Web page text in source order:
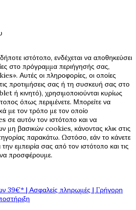
ιστότοπο, ενδέχεται να αποθηκεύσει
στο πρόγραμμα περιήγησής σας,
Αυτές οι πληροφορίες, οι οποίες
προτιμήσεις σας ή τη συσκευή σας στο
ή κινητό), χρησιμοποιούνται κυρίως
όπως περιμένετε. Μπορείτε να
με τον τρόπο με τον οποίο
σε αυτόν τον ιστότοπο και να
μη βασικών cookies, κάνοντας κλικ στις
παρακάτω. Ωστόσο, εάν το κάνετε
εμπειρία σας από τον ιστότοπο και τις
προσφέρουμε.
39€* | Ασφαλείς πληρωμές | Γρήγορη